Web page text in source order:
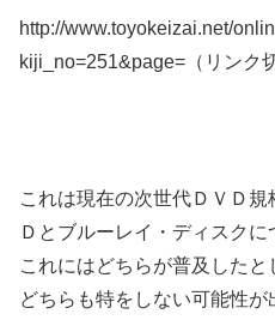
http://www.toyokeizai.net/
kiji_no=251&page=（リンク
これは現在の次世代ＤＶＤ
Ｄとブルーレイ・ディスクに
これにはどちらが普及した
どちらも特をしない可能性